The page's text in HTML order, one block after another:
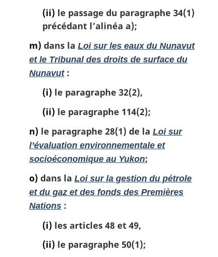
(ii) le passage du paragraphe 34(1)
précédant l’alinéa a);
m) dans la Loi sur les eaux du Nunavut
et le Tribunal des droits de surface du
Nunavut:
(i) le paragraphe 32(2),
(ii) le paragraphe 114(2);
n) le paragraphe 28(1) de la Loi sur
l’évaluation environnementale et
socioéconomique au Yukon;
o) dans la Loi sur la gestion du pétrole
et du gaz et des fonds des Premières
Nations :
(i) les articles 48 et 49,
(ii) le paragraphe 50(1);